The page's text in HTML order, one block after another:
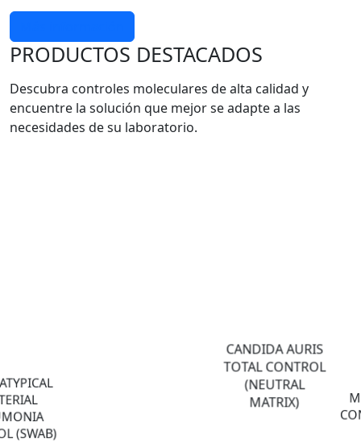
PRODUCTOS DESTACADOS
Descubra controles moleculares de alta calidad y
encuentre la solución que mejor se adapte a las
necesidades de su laboratorio.
(SWAB)
CANDIDA AURIS
TOTAL CONTROL
(NEUTRAL
MATRIX)